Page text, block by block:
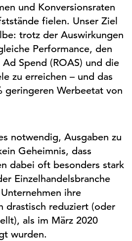
und Konversionsraten
fielen. Unser Ziel
trotz der Auswirkungen
Performance, den
Ad Spend (ROAS) und die
zu erreichen – und das
geringeren Werbeetat von
notwendig, Ausgaben zu
Geheimnis, dass
dabei oft besonders stark
Einzelhandelsbranche
ihre
drastisch reduziert (oder
als im März 2020
wurden.